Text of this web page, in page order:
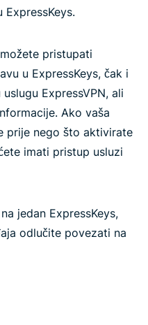
pristupati
u ExpressKeys, čak i
ExpressVPN, ali
Ako vaša
prije nego što aktivirate
imati pristup usluzi
jedan ExpressKeys,
odlučite povezati na